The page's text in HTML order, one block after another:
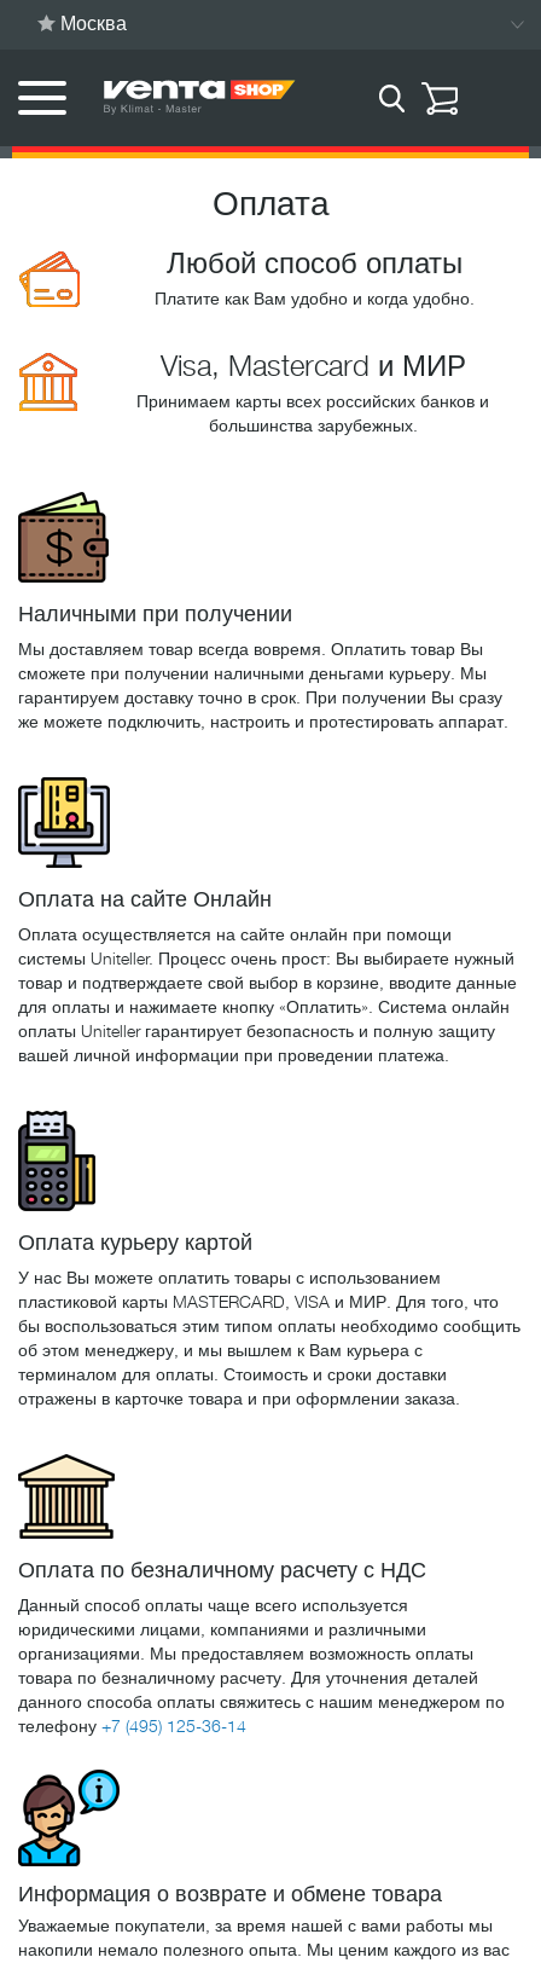
Москва
Оплата
Любой способ оплаты
Платите как Вам удобно и когда удобно.
Visa, Mastercard и МИР
Принимаем карты всех российских банков и
большинства зарубежных.
Наличными при получении
Мы доставляем товар всегда вовремя. Оплатить товар Вы
сможете при получении наличными деньгами курьеру. Мы
гарантируем доставку точно в срок. При получении Вы сразу
же можете подключить, настроить и протестировать аппарат.
Оплата на сайте Онлайн
Оплата осуществляется на сайте онлайн при помощи
системы Uniteller. Процесс очень прост: Вы выбираете нужный
товар и подтверждаете свой выбор в корзине, вводите данные
для оплаты и нажимаете кнопку «Оплатить». Система онлайн
оплаты Uniteller гарантирует безопасность и полную защиту
вашей личной информации при проведении платежа.
Оплата курьеру картой
У нас Вы можете оплатить товары с использованием
пластиковой карты MASTERCARD, VISA и МИР. Для того, что
бы воспользоваться этим типом оплаты необходимо сообщить
об этом менеджеру, и мы вышлем к Вам курьера с
терминалом для оплаты. Стоимость и сроки доставки
отражены в карточке товара и при оформлении заказа.
Оплата по безналичному расчету с НДС
Данный способ оплаты чаще всего используется
юридическими лицами, компаниями и различными
организациями. Мы предоставляем возможность оплаты
товара по безналичному расчету. Для уточнения деталей
данного способа оплаты свяжитесь с нашим менеджером по
телефону +7 (495) 125-36-14
Информация о возврате и обмене товара
Уважаемые покупатели, за время нашей с вами работы мы
накопили немало полезного опыта. Мы ценим каждого из вас